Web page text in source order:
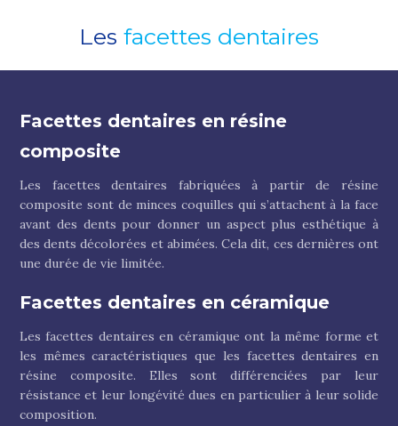
Les facettes dentaires
Facettes dentaires en résine
composite
Les facettes dentaires fabriquées à partir de résine
composite sont de minces coquilles qui s’attachent à la face
avant des dents pour donner un aspect plus esthétique à
des dents décolorées et abimées. Cela dit, ces dernières ont
une durée de vie limitée.
Facettes dentaires en céramique
Les facettes dentaires en céramique ont la même forme et
les mêmes caractéristiques que les facettes dentaires en
résine composite. Elles sont différenciées par leur
résistance et leur longévité dues en particulier à leur solide
composition.